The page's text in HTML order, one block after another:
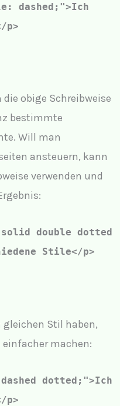
dashed; ">Ich
p>
obige Schreibweise
bestimmte
Will man
ansteuern, kann
verwenden und
double dotted
Stile</p>
gleichen Stil haben,
machen:
dotted; ">Ich
p>